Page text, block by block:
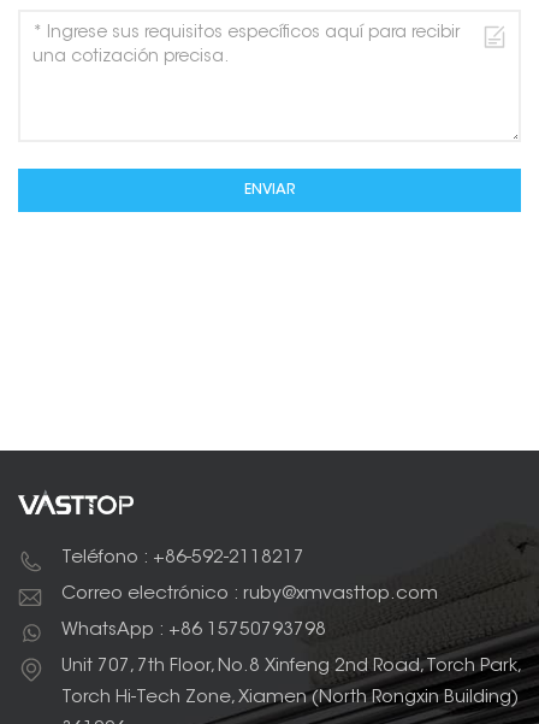
ENVIAR
Teléfono : +86-592-2118217
Correo electrónico : ruby@xmvasttop.com
WhatsApp : +86 15750793798
Unit 707, 7th Floor, No.8 Xinfeng 2nd Road, Torch Park,
Torch Hi-Tech Zone, Xiamen (North Rongxin Building)